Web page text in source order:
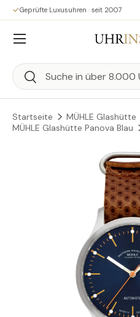
Direkt zum Inhalt
Geprüfte Luxusuhren · seit 2007
Suchen
Suchen
Menü
Startseite MÜHLE Glashütte
MÜHLE Glashütte Panova Blau
Zu